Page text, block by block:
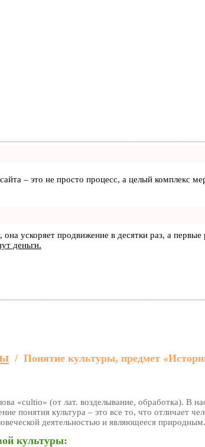
– это не просто процесс, а целый комплекс
, она ускоряет продвижение в десятки раз, а
деньги.
/ Понятие культуры, предмет
«cultio» (от лат. возделывание, обработка). В
понятия культура – это все то, что отличает
деятельностью и являющееся природным.
культуры: